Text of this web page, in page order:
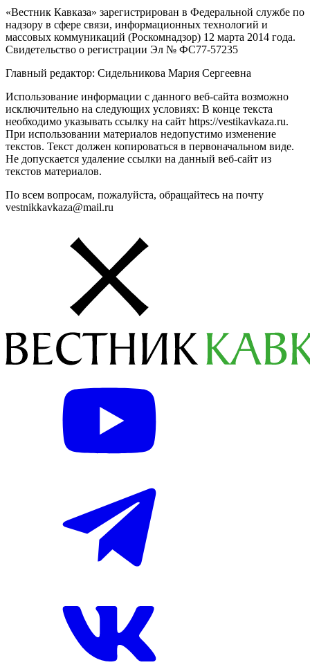
«Вестник Кавказа» зарегистрирован в Федеральной службе по
надзору в сфере связи, информационных технологий и
массовых коммуникаций (Роскомнадзор) 12 марта 2014 года.
Свидетельство о регистрации Эл № ФС77-57235
Главный редактор: Сидельникова Мария Сергеевна
Использование информации с данного веб-сайта возможно
исключительно на следующих условиях: В конце текста
необходимо указывать ссылку на сайт https://vestikavkaza.ru.
При использовании материалов недопустимо изменение
текстов. Текст должен копироваться в первоначальном виде.
Не допускается удаление ссылки на данный веб-сайт из
текстов материалов.
По всем вопросам, пожалуйста, обращайтесь на почту
vestnikkavkaza@mail.ru